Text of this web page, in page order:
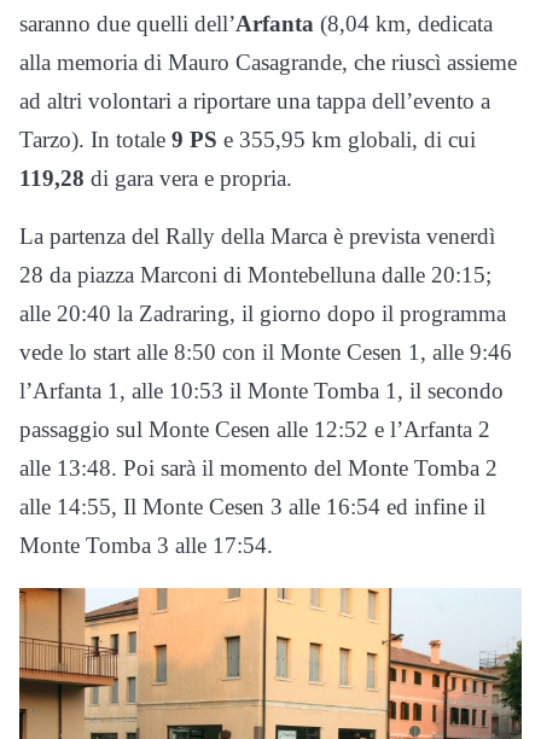
saranno due quelli dell’Arfanta (8,04 km, dedicata
alla memoria di Mauro Casagrande, che riuscì assieme
ad altri volontari a riportare una tappa dell’evento a
Tarzo). In totale 9 PS e 355,95 km globali, di cui
119,28 di gara vera e propria.
La partenza del Rally della Marca è prevista venerdì
28 da piazza Marconi di Montebelluna dalle 20:15;
alle 20:40 la Zadraring, il giorno dopo il programma
vede lo start alle 8:50 con il Monte Cesen 1, alle 9:46
l’Arfanta 1, alle 10:53 il Monte Tomba 1, il secondo
passaggio sul Monte Cesen alle 12:52 e l’Arfanta 2
alle 13:48. Poi sarà il momento del Monte Tomba 2
alle 14:55, Il Monte Cesen 3 alle 16:54 ed infine il
Monte Tomba 3 alle 17:54.